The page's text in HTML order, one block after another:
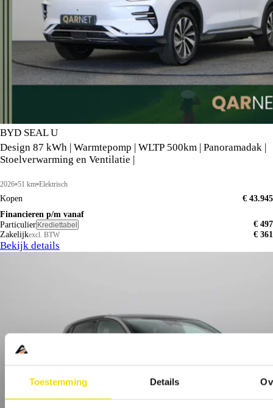
Toestemming Details
BYD SEAL U
Design 87 kWh | Warmtepomp | WLTP 500km | Panoramadak |
Stoelverwarming en Ventilatie |
2026 51 km Elektrisch
Kopen
€ 43.945
Financieren p/m vanaf
Particulier Krediettabel
€ 497
Zakelijkexcl. BTW € 361
Bekijk details